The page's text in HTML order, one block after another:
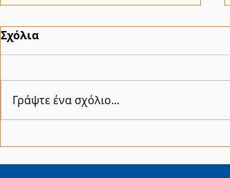
16η Health Expo Athens:
Σχόλια
Γράψτε ένα σχόλιο...